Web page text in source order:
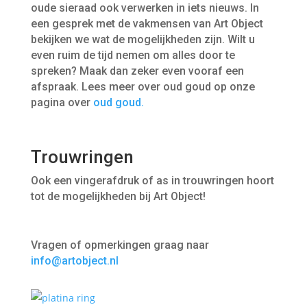
oude sieraad ook verwerken in iets nieuws. In
een gesprek met de vakmensen van Art Object
bekijken we wat de mogelijkheden zijn. Wilt u
even ruim de tijd nemen om alles door te
spreken? Maak dan zeker even vooraf een
afspraak. Lees meer over oud goud op onze
pagina over oud goud.
Trouwringen
Ook een vingerafdruk of as in trouwringen hoort
tot de mogelijkheden bij Art Object!
Vragen of opmerkingen graag naar
info@artobject.nl